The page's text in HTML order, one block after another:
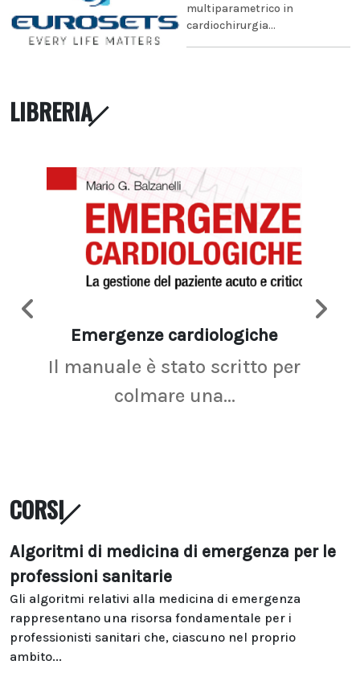
multiparametrico in
cardiochirurgia...
LIBRERIA
Emergenze cardiologiche
Il manuale è stato scritto per
colmare una...
CORSI
Algoritmi di medicina di emergenza per le
professioni sanitarie
Gli algoritmi relativi alla medicina di emergenza
rappresentano una risorsa fondamentale per i
professionisti sanitari che, ciascuno nel proprio
ambito...